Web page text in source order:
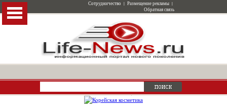
Сотрудничество | Размещение рекламы |
Обратная связь